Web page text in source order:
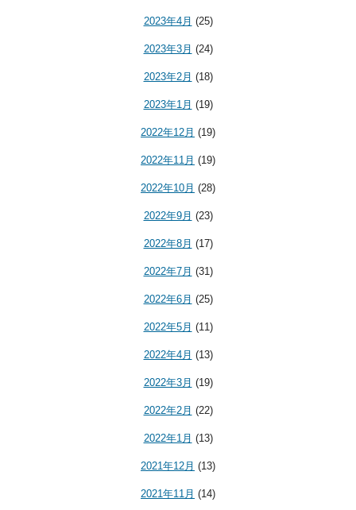
2023年4月 (25)
2023年3月 (24)
2023年2月 (18)
2023年1月 (19)
2022年12月 (19)
2022年11月 (19)
2022年10月 (28)
2022年9月 (23)
2022年8月 (17)
2022年7月 (31)
2022年6月 (25)
2022年5月 (11)
2022年4月 (13)
2022年3月 (19)
2022年2月 (22)
2022年1月 (13)
2021年12月 (13)
2021年11月 (14)